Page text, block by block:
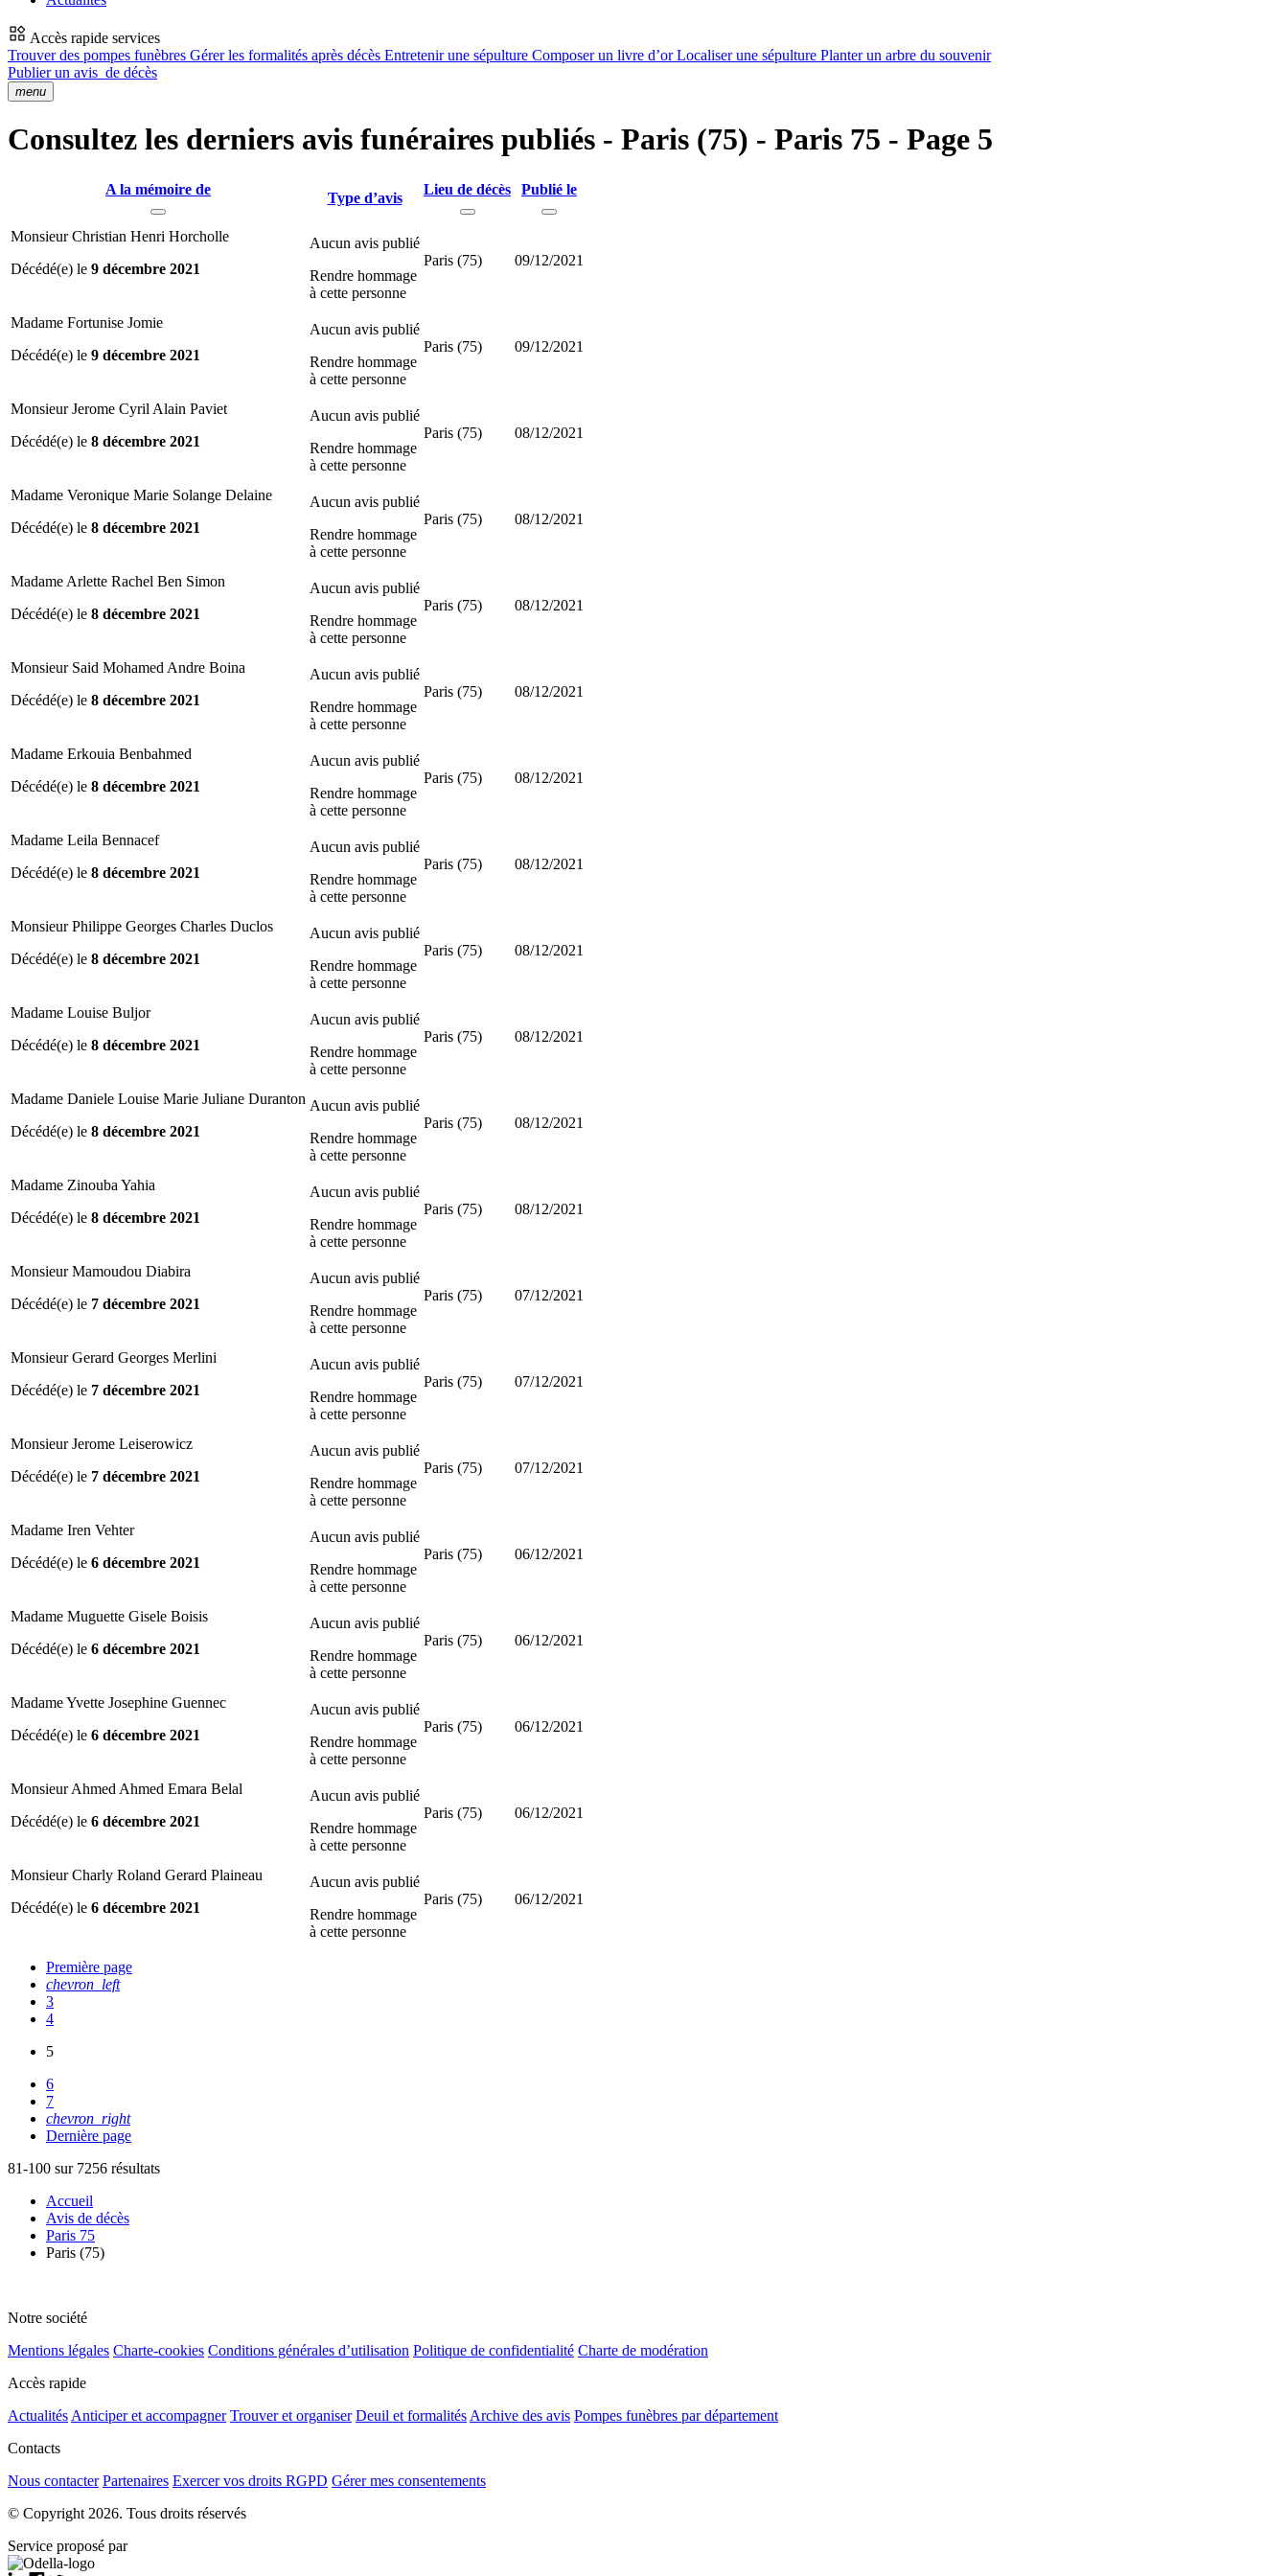
Accès rapide services
Trouver des pompes funèbres Gérer les formalités après décès Entretenir une sépulture Composer un livre d’orLocaliser une sépulture Planter un arbre du souvenir
Publier un avis de décès
menu
Consultez les derniers avis funéraires publiés - Paris (75) - Paris 75 - Page 5
A la mémoire de
Type d’avis
Lieu de décès Publié le
Monsieur Christian Henri Horcholle
Décédé(e) le 9 décembre 2021
Aucun avis publié
Rendre hommage
à cette personne
Paris (75) 09/12/2021
Madame Fortunise Jomie
Décédé(e) le 9 décembre 2021
Aucun avis publié
Rendre hommage
à cette personne
Paris (75) 09/12/2021
Monsieur Jerome Cyril Alain Paviet
Décédé(e) le 8 décembre 2021
Aucun avis publié
Rendre hommage
à cette personne
Paris (75) 08/12/2021
Madame Veronique Marie Solange Delaine
Décédé(e) le 8 décembre 2021
Aucun avis publié
Rendre hommage
à cette personne
Paris (75) 08/12/2021
Madame Arlette Rachel Ben Simon
Décédé(e) le 8 décembre 2021
Aucun avis publié
Rendre hommage
à cette personne
Paris (75) 08/12/2021
Monsieur Said Mohamed Andre Boina
Décédé(e) le 8 décembre 2021
Aucun avis publié
Rendre hommage
à cette personne
Paris (75) 08/12/2021
Madame Erkouia Benbahmed
Décédé(e) le 8 décembre 2021
Aucun avis publié
Rendre hommage
à cette personne
Paris (75) 08/12/2021
Madame Leila Bennacef
Décédé(e) le 8 décembre 2021
Aucun avis publié
Rendre hommage
à cette personne
Paris (75) 08/12/2021
Monsieur Philippe Georges Charles Duclos
Décédé(e) le 8 décembre 2021
Aucun avis publié
Rendre hommage
à cette personne
Paris (75) 08/12/2021
Madame Louise Buljor
Décédé(e) le 8 décembre 2021
Aucun avis publié
Rendre hommage
à cette personne
Paris (75) 08/12/2021
Madame Daniele Louise Marie Juliane Duranton
Décédé(e) le 8 décembre 2021
Aucun avis publié
Rendre hommage
à cette personne
Paris (75) 08/12/2021
Madame Zinouba Yahia
Décédé(e) le 8 décembre 2021
Aucun avis publié
Rendre hommage
à cette personne
Paris (75) 08/12/2021
Monsieur Mamoudou Diabira
Décédé(e) le 7 décembre 2021
Aucun avis publié
Rendre hommage
à cette personne
Paris (75) 07/12/2021
Monsieur Gerard Georges Merlini
Décédé(e) le 7 décembre 2021
Aucun avis publié
Rendre hommage
à cette personne
Paris (75) 07/12/2021
Monsieur Jerome Leiserowicz
Décédé(e) le 7 décembre 2021
Aucun avis publié
Rendre hommage
à cette personne
Paris (75) 07/12/2021
Madame Iren Vehter
Décédé(e) le 6 décembre 2021
Aucun avis publié
Rendre hommage
à cette personne
Paris (75) 06/12/2021
Madame Muguette Gisele Boisis
Décédé(e) le 6 décembre 2021
Aucun avis publié
Rendre hommage
à cette personne
Paris (75) 06/12/2021
Madame Yvette Josephine Guennec
Décédé(e) le 6 décembre 2021
Aucun avis publié
Rendre hommage
à cette personne
Paris (75) 06/12/2021
Monsieur Ahmed Ahmed Emara Belal
Décédé(e) le 6 décembre 2021
Aucun avis publié
Rendre hommage
à cette personne
Paris (75) 06/12/2021
Monsieur Charly Roland Gerard Plaineau
Décédé(e) le 6 décembre 2021
Aucun avis publié
Rendre hommage
à cette personne
Paris (75) 06/12/2021
Première page
chevron_left
3
4
5
6
7
chevron_right
Dernière page
81-100 sur 7256 résultats
Accueil
Avis de décès
Paris 75
Paris (75)
Notre société
Mentions légales Charte-cookies Conditions générales d’utilisation Politique de confidentialité Charte de modération
Accès rapide
Actualités Anticiper et accompagner Trouver et organiser Deuil et formalités Archive des avis Pompes funèbres par département
Contacts
Nous contacter Partenaires Exercer vos droits RGPD Gérer mes consentements
© Copyright 2026. Tous droits réservés
Service proposé par